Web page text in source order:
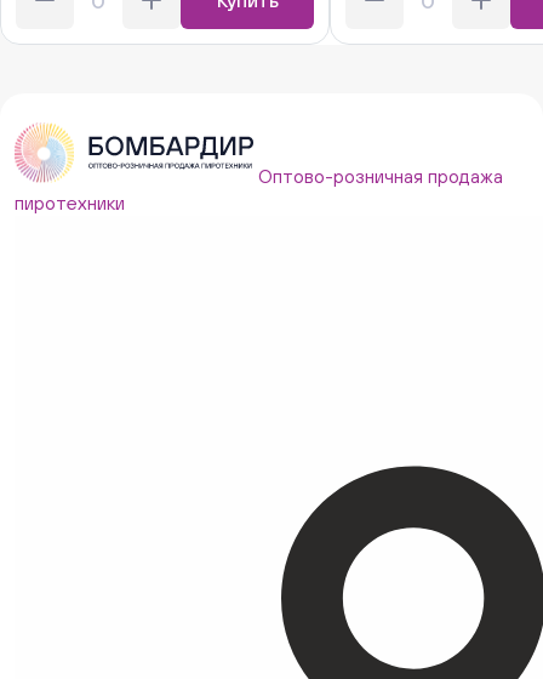
Оптово-розничная продажа
пиротехники